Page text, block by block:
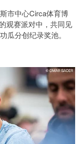
市中心Circa体育博
观赛派对中，共同见
瓜分创纪录奖池。